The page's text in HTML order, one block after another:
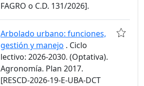
FAGRO o C.D. 131/2026].
Arbolado urbano: funciones,
gestión y manejo . Ciclo
lectivo: 2026-2030. (Optativa).
Agronomía. Plan 2017.
[RESCD-2026-19-E-UBA-DCT